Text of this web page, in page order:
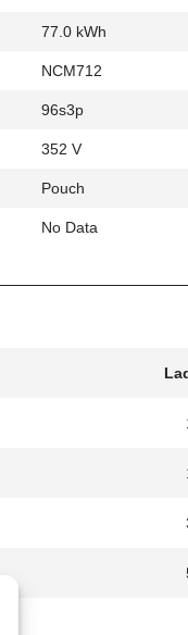
77.0 kWh
NCM712
96s3p
352 V
Pouch
No Data